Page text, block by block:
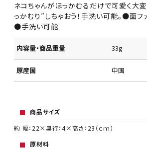
ネコちゃんがほっかむるだけで可愛く大
っかむり”しちゃおう！手洗い可能。●面
●手洗い可能
内容量・商品重量 33g
原産国 中国
商品サイズ
約 幅：22×奥行：4×高さ：23（ｃｍ）
原材料